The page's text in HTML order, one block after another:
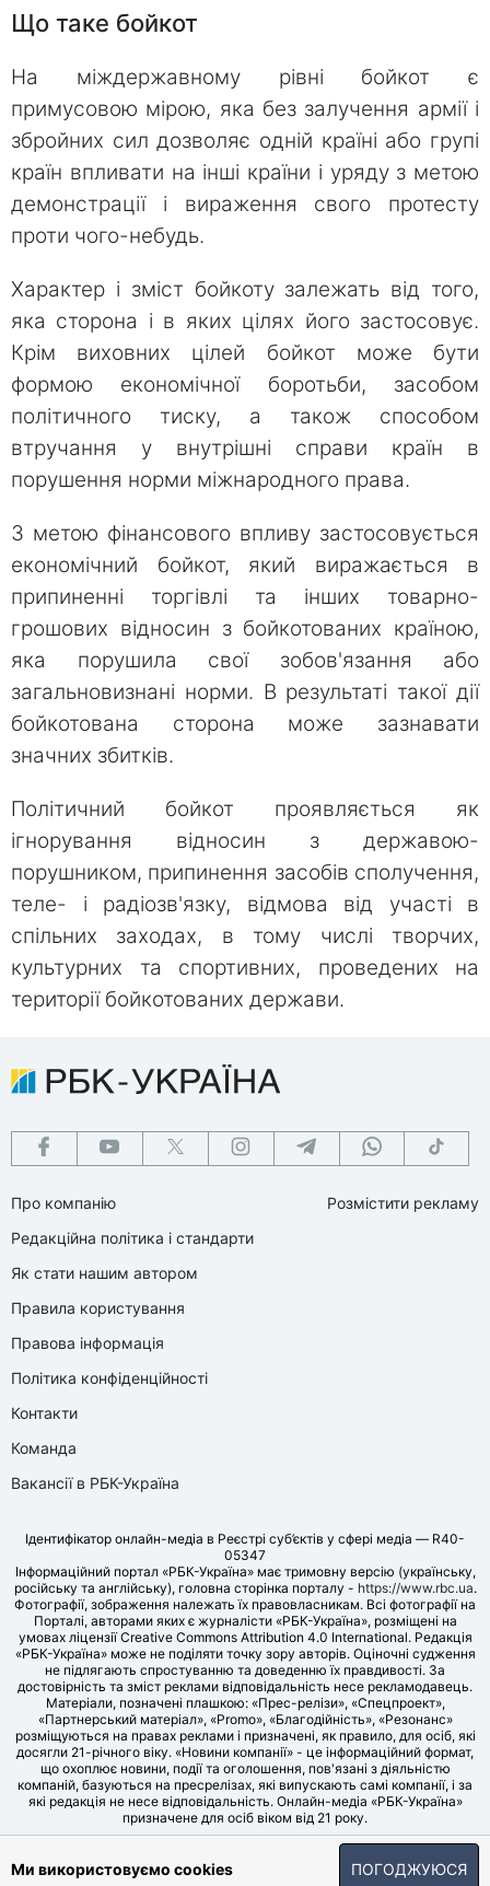
Що таке бойкот
На міждержавному рівні бойкот є
примусовою мірою, яка без залучення армії і
збройних сил дозволяє одній країні або групі
країн впливати на інші країни і уряду з метою
демонстрації і вираження свого протесту
проти чого-небудь.
Характер і зміст бойкоту залежать від того,
яка сторона і в яких цілях його застосовує.
Крім виховних цілей бойкот може бути
формою економічної боротьби, засобом
політичного тиску, а також способом
втручання у внутрішні справи країн в
порушення норми міжнародного права.
З метою фінансового впливу застосовується
економічний бойкот, який виражається в
припиненні торгівлі та інших товарно-
грошових відносин з бойкотованих країною,
яка порушила свої зобов'язання або
загальновизнані норми. В результаті такої дії
бойкотована сторона може зазнавати
значних збитків.
Політичний бойкот проявляється як
ігнорування відносин з державою-
порушником, припинення засобів сполучення,
теле- і радіозв'язку, відмова від участі в
спільних заходах, в тому числі творчих,
культурних та спортивних, проведених на
території бойкотованих держави.
Про компанію
Редакційна політика і стандарти
Як стати нашим автором
Правила користування
Правова інформація
Політика конфіденційності
Контакти
Команда
Вакансії в РБК-Україна
Розмістити рекламу
Ідентифікатор онлайн-медіа в Реєстрі суб’єктів у сфері медіа — R40-
05347
Інформаційний портал «РБК-Україна» має тримовну версію (українську,
російську та англійську), головна сторінка порталу - https://www.rbc.ua.
Фотографії, зображення належать їх правовласникам. Всі фотографії на
Порталі, авторами яких є журналісти «РБК-Україна», розміщені на
умовах ліцензії Creative Commons Attribution 4.0 International. Редакція
«РБК-Україна» може не поділяти точку зору авторів. Оціночні судження
не підлягають спростуванню та доведенню їх правдивості. За
достовірність та зміст реклами відповідальність несе рекламодавець.
Матеріали, позначені плашкою: «Прес-релізи», «Спецпроект»,
«Партнерський матеріал», «Promo», «Благодійність», «Резонанс»
розміщуються на правах реклами і призначені, як правило, для осіб, які
досягли 21-річного віку. «Новини компанії» - це інформаційний формат,
що охоплює новини, події та оголошення, пов'язані з діяльністю
компаній, базуються на пресрелізах, які випускають самі компанії, і за
які редакція не несе відповідальність. Онлайн-медіа «РБК-Україна»
призначене для осіб віком від 21 року.
© LLC «UBT MEDIA», 2006-2026.
Ми використовуємо cookies ПОГОДЖУЮСЯ